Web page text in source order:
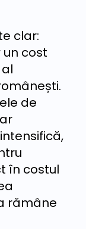
clar:
cost
de
în costul
rămâne